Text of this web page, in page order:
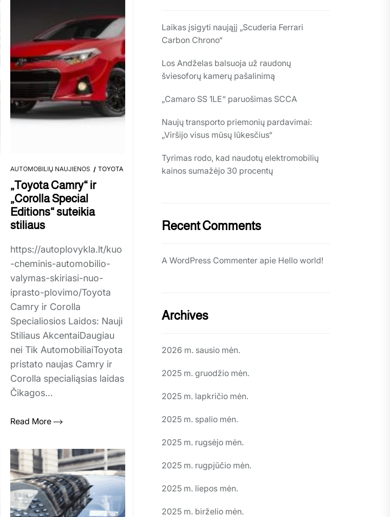
AUTOMOBILIŲ NAUJIENOS TOYOTA
„Toyota Camry“ ir
„Corolla Special
Editions“ suteikia
stiliaus
https://autoplovykla.lt/kuo
-cheminis-automobilio-
valymas-skiriasi-nuo-
iprasto-plovimo/Toyota
Camry ir Corolla
Specialiosios Laidos: Nauji
Stiliaus AkcentaiDaugiau
nei Tik AutomobiliaiToyota
pristato naujas Camry ir
Corolla specialiąsias laidas
Čikagos...
Read More
Laikas įsigyti naująjį „Scuderia Ferrari
Carbon Chrono“
Los Andželas balsuoja už raudonų
šviesoforų kamerų pašalinimą
„Camaro SS 1LE“ paruošimas SCCA
Naujų transporto priemonių pardavimai:
„Viršijo visus mūsų lūkesčius“
Tyrimas rodo, kad naudotų elektromobilių
kainos sumažėjo 30 procentų
Recent Comments
A WordPress Commenter apie Hello world!
Archives
2026 m. sausio mėn.
2025 m. gruodžio mėn.
2025 m. lapkričio mėn.
2025 m. spalio mėn.
2025 m. rugsėjo mėn.
2025 m. rugpjūčio mėn.
2025 m. liepos mėn.
2025 m. birželio mėn.